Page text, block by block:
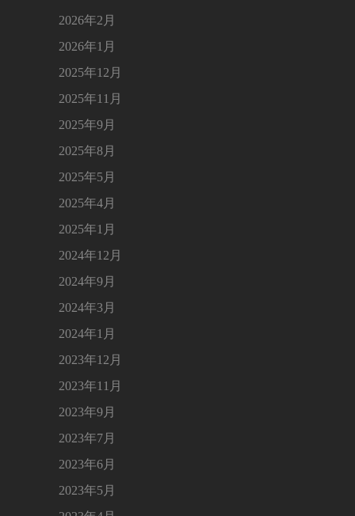
2026年2月
2026年1月
2025年12月
2025年11月
2025年9月
2025年8月
2025年5月
2025年4月
2025年1月
2024年12月
2024年9月
2024年3月
2024年1月
2023年12月
2023年11月
2023年9月
2023年7月
2023年6月
2023年5月